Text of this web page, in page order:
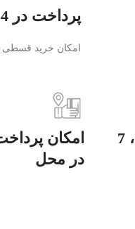
پرداخت در 4 قسط
امکان خرید قسطی
24 ساعته، 7
امکان
در محل